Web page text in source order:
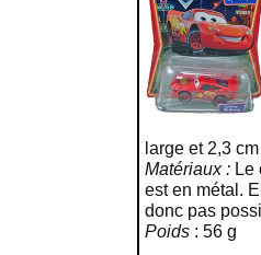
large et 2,3
Matériaux : Le
est en métal.
donc pas
Poids : 56 g